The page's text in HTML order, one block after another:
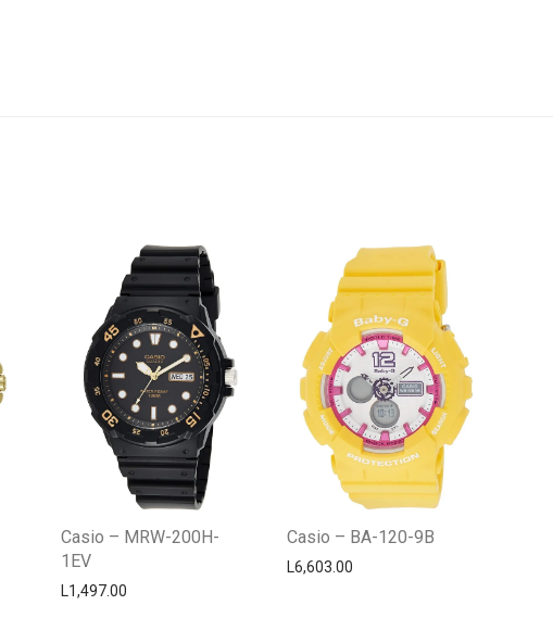
Casio – MRW-200H-
1EV
L1,497.00
Casio – BA-120-9B
L6,603.00
Centro Citizen
Typically replies within a day